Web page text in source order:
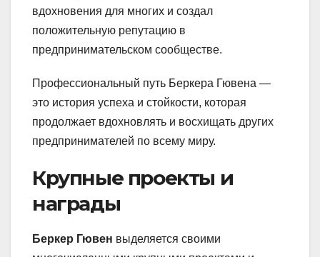
вдохновения для многих и создал
положительную репутацию в
предпринимательском сообществе.
Профессиональный путь Беркера Гювена —
это история успеха и стойкости, которая
продолжает вдохновлять и восхищать других
предпринимателей по всему миру.
Крупные проекты и
награды
Беркер Гювен выделяется своими